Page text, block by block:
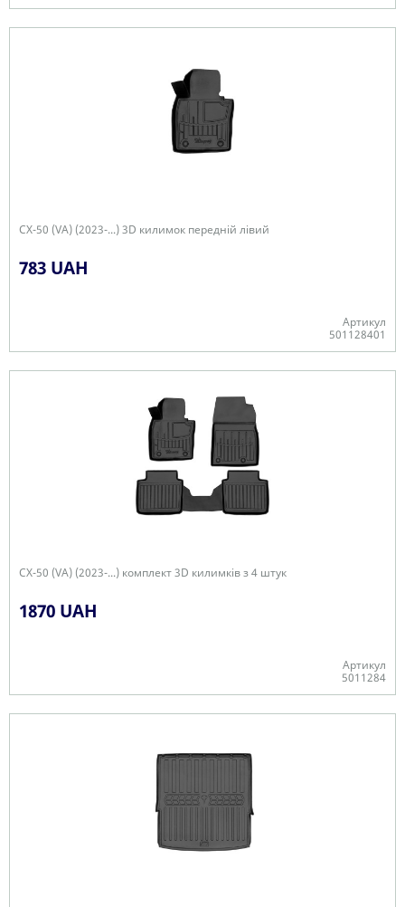
CX-50 (VA) (2023-...) 3D килимок передній лівий
783 UAH
Артикул
501128401
CX-50 (VA) (2023-...) комплект 3D килимків з 4 штук
1870 UAH
Артикул
5011284